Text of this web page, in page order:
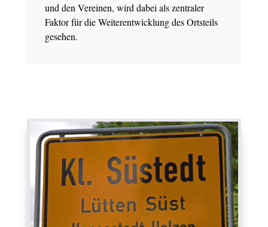
und den Vereinen, wird dabei als zentraler
Faktor für die Weiterentwicklung des Ortsteils
gesehen.